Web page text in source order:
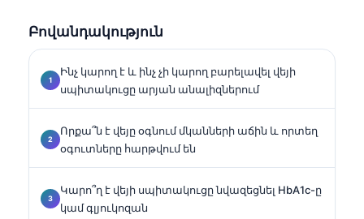
ստանդարտացման և ԱԻ-ի աջակցությամբ
լաբորատոր բժշկության մեջ։.
Բովանդակություն
Ինչ կարող է և ինչ չի կարող բարելավել վեյի
սպիտակուցը արյան անալիզներում
Որքա՞ն է վեյը օգնում մկանների աճին և որտեղ
օգուտները հարթվում են
Կարո՞ղ է վեյի սպիտակուցը նվազեցնել HbA1c-ը
կամ գլյուկոզան